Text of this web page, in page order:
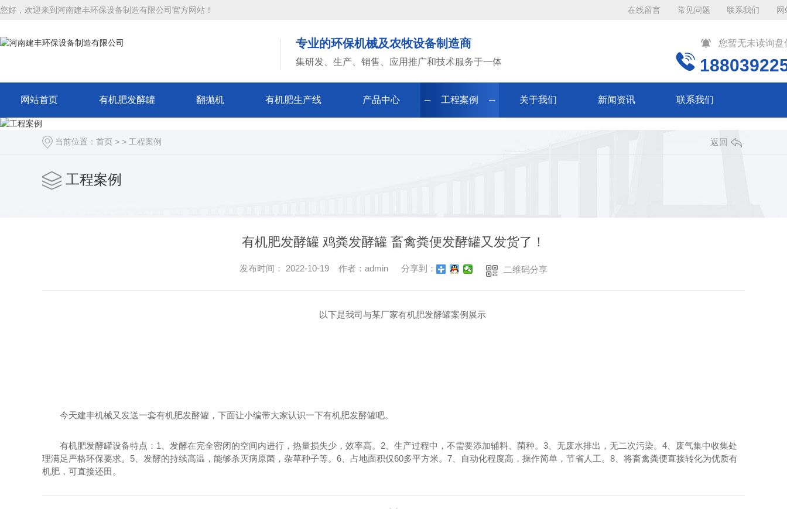
您好，欢迎来到河南建丰环保设备制造有限公司官方网站！ 在线留言 常见问题 联系我们
专业的环保机械及农牧设备制造商
集研发、生产、销售、应用推广和技术服务于一体
您暂无未读询盘
网站首页 有机肥发酵罐 翻抛机 有机肥生产线 产品中心 工程案例 关于我们 新闻资讯 联系我们
当前位置： 首页 > > 工程案例 返回
工程案例
有机肥发酵罐 鸡粪发酵罐 畜禽粪便发酵罐又发货了！
发布时间： 2022-10-19 作者：admin 分享到： 二维码分享
以下是我司与某厂家有机肥发酵罐案例展示
今天建丰机械又发送一套有机肥发酵罐，下面让小编带大家认识一下有机肥发酵罐吧。
有机肥发酵罐设备特点：1、发酵在完全密闭的空间内进行，热量损失少，效率高。2、生产过程中，不需要添加辅料、菌种。3、无废水排出，无二次污染。4、废气集中收集处
理满足严格环保要求。5、发酵的持续高温，能够杀灭病原菌，杂草种子等。6、占地面积仅60多平方米。7、自动化程度高，操作简单，节省人工。8、将畜禽粪便直接转化为优质有
机肥，可直接还田。